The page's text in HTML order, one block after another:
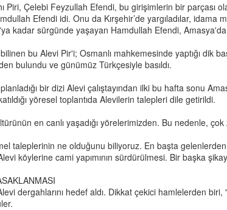
Piri, Çelebi Feyzullah Efendi, bu girişimlerin bir parçası
Efendi idi. Onu da Kırşehir’de yargıladılar, idama
kadar sürgünde yaşayan Hamdullah Efendi, Amasya'da
bu Alevi Pir'i; Osmanlı mahkemesinde yaptığı dik
bulundu ve günümüz Türkçesiyle basıldı.
bir dizi Alevi çalıştayından ilki bu hafta sonu
yöresel toplantıda Alevilerin talepleri dile getirildi.
en canlı yaşadığı yörelerimizden. Bu nedenle,
taleplerinin ne olduğunu biliyoruz. En başta
köylerine cami yapımının sürdürülmesi. Bir başka
dergahlarını hedef aldı. Dikkat çekici hamlelerden biri,